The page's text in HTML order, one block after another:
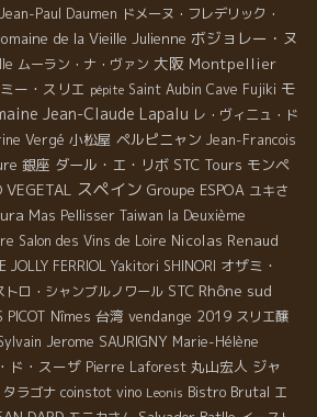
Jean-Paul Daumen ドメーヌ・フレデリック・
de la Vieille Julienne ボジョレー・ヌ
ムーラン・ナ・ヴァン 大阪 Montpellier
ー・スリエ pépite Saint Aubin Cave Fujiki モ
Jean-Claude Lapalu レ・ヴィニュ・ド
Vergé 小松屋 ペルピニャン Jean-Francois
銀座 ダール・エ・リボ STC Tours モンペ
VEGETAL スペイン Groupe ESPOA ユキさ
Mas Pellisser Taiwan la Deuxième
Salon des Vins de Loire Nicolas Renaud
JOLLY FERRIOL Yakitori SHINORI オザミ・
トロ・シャンブルノワール STC Rhône sud
PICOT Nîmes 台湾 vendange 2019 スリエ醸
Jerome SAURIGNY Marie-Hélène
ド・スーザ Pierre Laforest 丸山宏人 ジャ
タラゴナ coinstot vino Leonis Bistro Brutal エ